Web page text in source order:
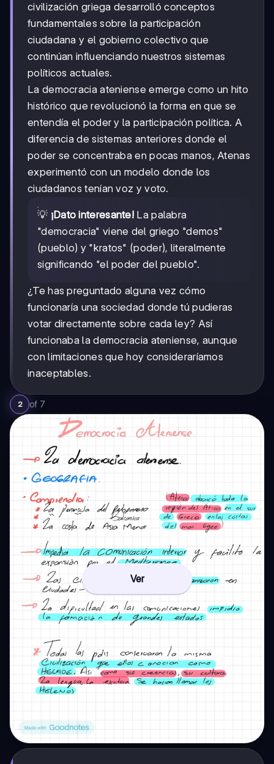
civilización griega desarrolló conceptos
fundamentales sobre la participación
ciudadana y el gobierno colectivo que
continúan influenciando nuestros sistemas
políticos actuales.
La democracia ateniense emerge como un hito
histórico que revolucionó la forma en que se
entendía el poder y la participación política. A
diferencia de sistemas anteriores donde el
poder se concentraba en pocas manos, Atenas
experimentó con un modelo donde los
ciudadanos tenían voz y voto.
💡 ¡Dato interesante! La palabra
"democracia" viene del griego "demos"
(pueblo) y "kratos" (poder), literalmente
significando "el poder del pueblo".
¿Te has preguntado alguna vez cómo
funcionaría una sociedad donde tú pudieras
votar directamente sobre cada ley? Así
funcionaba la democracia ateniense, aunque
con limitaciones que hoy consideraríamos
inaceptables.
2 of 7
Ver